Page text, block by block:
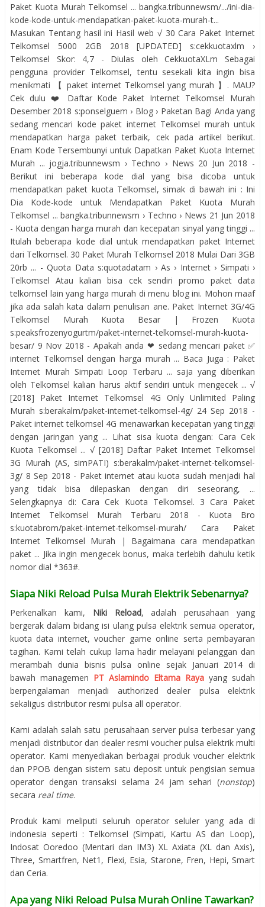
Paket Kuota Murah Telkomsel ... bangka.tribunnewsm/.../ini-dia-
kode-kode-untuk-mendapatkan-paket-kuota-murah-t...
Masukan Tentang hasil ini Hasil web √ 30 Cara Paket Internet
Telkomsel 5000 2GB 2018 [UPDATED] s:cekkuotaxlm ›
Telkomsel Skor: 4,7 - ‎Diulas oleh CekkuotaXLm Sebagai
pengguna provider Telkomsel, tentu sesekali kita ingin bisa
menikmati 【 paket internet Telkomsel yang murah 】. MAU?
Cek dulu ❤️ Daftar Kode Paket Internet Telkomsel Murah
Desember 2018 s:ponselguem › Blog › Paketan Bagi Anda yang
sedang mencari kode paket internet Telkomsel murah untuk
mendapatkan harga paket terbaik, cek pada artikel berikut.
Enam Kode Tersembunyi untuk Dapatkan Paket Kuota Internet
Murah ... jogja.tribunnewsm › Techno › News 20 Jun 2018 -
Berikut ini beberapa kode dial yang bisa dicoba untuk
mendapatkan paket kuota Telkomsel, simak di bawah ini : Ini
Dia Kode-kode untuk Mendapatkan Paket Kuota Murah
Telkomsel ... bangka.tribunnewsm › Techno › News 21 Jun 2018
- Kuota dengan harga murah dan kecepatan sinyal yang tinggi ...
Itulah beberapa kode dial untuk mendapatkan paket Internet
dari Telkomsel. 30 Paket Murah Telkomsel 2018 Mulai Dari 3GB
20rb ... - Quota Data s:quotadatam › As › Internet › Simpati ›
Telkomsel Atau kalian bisa cek sendiri promo paket data
telkomsel lain yang harga murah di menu blog ini. Mohon maaf
jika ada salah kata dalam penulisan ane. Paket Internet 3G/4G
Telkomsel Murah Kuota Besar | Frozen Kuota
s:peaksfrozenyogurtm/paket-internet-telkomsel-murah-kuota-
besar/ 9 Nov 2018 - Apakah anda ❤ sedang mencari paket ✅
internet Telkomsel dengan harga murah ... Baca Juga : Paket
Internet Murah Simpati Loop Terbaru ... saja yang diberikan
oleh Telkomsel kalian harus aktif sendiri untuk mengecek ... √
[2018] Paket Internet Telkomsel 4G Only Unlimited Paling
Murah s:berakalm/paket-internet-telkomsel-4g/ 24 Sep 2018 -
Paket internet telkomsel 4G menawarkan kecepatan yang tinggi
dengan jaringan yang ... Lihat sisa kuota dengan: Cara Cek
Kuota Telkomsel ... √ [2018] Daftar Paket Internet Telkomsel
3G Murah (AS, simPATI) s:berakalm/paket-internet-telkomsel-
3g/ 8 Sep 2018 - Paket internet atau kuota sudah menjadi hal
yang tidak bisa dilepaskan dengan diri seseorang, ...
Selengkapnya di: Cara Cek Kuota Telkomsel. 3 Cara Paket
Internet Telkomsel Murah Terbaru 2018 - Kuota Bro
s:kuotabrom/paket-internet-telkomsel-murah/ Cara Paket
Internet Telkomsel Murah | Bagaimana cara mendapatkan
paket ... Jika ingin mengecek bonus, maka terlebih dahulu ketik
nomor dial *363#.
Siapa Niki Reload Pulsa Murah Elektrik Sebenarnya?
Perkenalkan kami, Niki Reload, adalah perusahaan yang
bergerak dalam bidang isi ulang pulsa elektrik semua operator,
kuota data internet, voucher game online serta pembayaran
tagihan. Kami telah cukup lama hadir melayani pelanggan dan
merambah dunia bisnis pulsa online sejak Januari 2014 di
bawah managemen PT Aslamindo Eltama Raya yang sudah
berpengalaman menjadi authorized dealer pulsa elektrik
sekaligus distributor resmi pulsa all operator.
Kami adalah salah satu perusahaan server pulsa terbesar yang
menjadi distributor dan dealer resmi voucher pulsa elektrik multi
operator. Kami menyediakan berbagai produk voucher elektrik
dan PPOB dengan sistem satu deposit untuk pengisian semua
operator dengan transaksi selama 24 jam sehari (nonstop)
secara real time.
Produk kami meliputi seluruh operator seluler yang ada di
indonesia seperti : Telkomsel (Simpati, Kartu AS dan Loop),
Indosat Ooredoo (Mentari dan IM3) XL Axiata (XL dan Axis),
Three, Smartfren, Net1, Flexi, Esia, Starone, Fren, Hepi, Smart
dan Ceria.
Apa yang Niki Reload Pulsa Murah Online Tawarkan?